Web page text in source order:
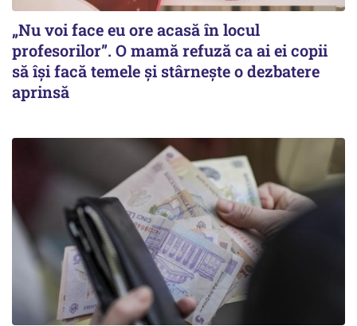
„Nu voi face eu ore acasă în locul
profesorilor”. O mamă refuză ca ai ei copii
să își facă temele și stârnește o dezbatere
aprinsă